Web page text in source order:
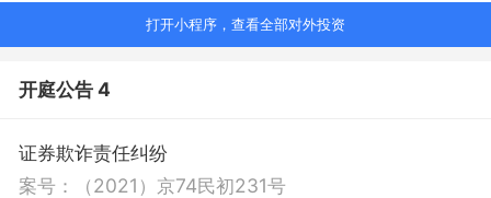
打开小程序，查看全部对外投资
开庭公告 4
证券欺诈责任纠纷
案号：
（2021）京74民初231号